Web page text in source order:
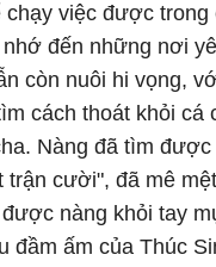
chạy việc được
đến những nơi
còn nuôi hi vọng,
cách thoát khỏi cá
Nàng đã tìm
trận cười", đã mê
được nàng khỏi tay
đầm ấm của Thúc